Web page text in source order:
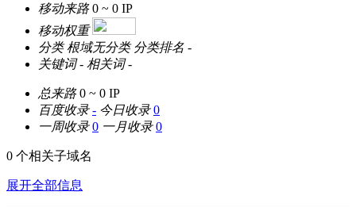
移动来路 0 ~ 0 IP
移动权重
分类 根域无分类 分类排名 -
关键词 - 相关词 -
总来路 0 ~ 0 IP
百度收录 - 今日收录 0
一周收录 0 一月收录 0
0 个相关子域名
展开全部信息